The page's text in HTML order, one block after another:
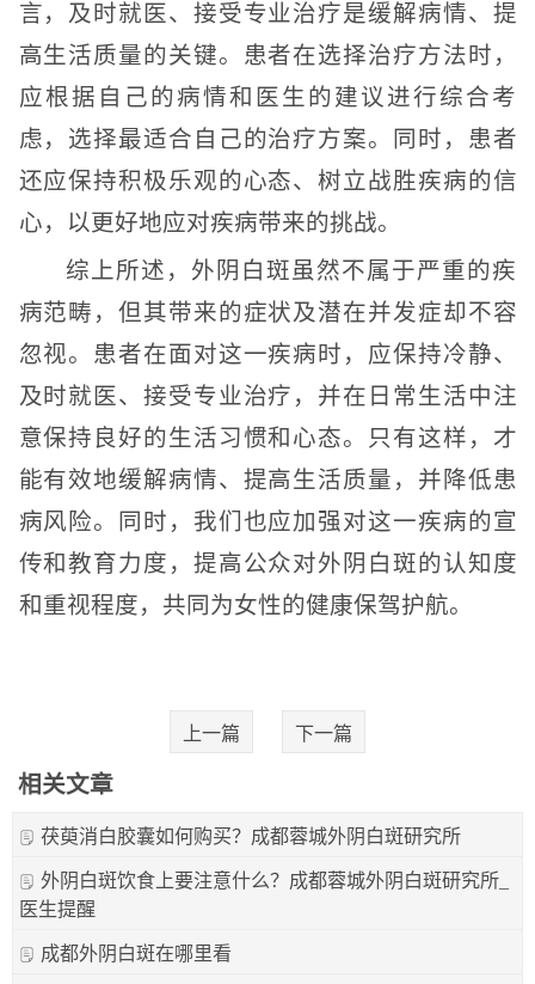
言，及时就医、接受专业治疗是缓解病情、提
高生活质量的关键。患者在选择治疗方法时，
应根据自己的病情和医生的建议进行综合考
虑，选择最适合自己的治疗方案。同时，患者
还应保持积极乐观的心态、树立战胜疾病的信
心，以更好地应对疾病带来的挑战。
综上所述，外阴白斑虽然不属于严重的疾
病范畴，但其带来的症状及潜在并发症却不容
忽视。患者在面对这一疾病时，应保持冷静、
及时就医、接受专业治疗，并在日常生活中注
意保持良好的生活习惯和心态。只有这样，才
能有效地缓解病情、提高生活质量，并降低患
病风险。同时，我们也应加强对这一疾病的宣
传和教育力度，提高公众对外阴白斑的认知度
和重视程度，共同为女性的健康保驾护航。
上一篇 下一篇
相关文章
茯萸消白胶囊如何购买？成都蓉城外阴白斑研究所
外阴白斑饮食上要注意什么？成都蓉城外阴白斑研究所_
医生提醒
成都外阴白斑在哪里看